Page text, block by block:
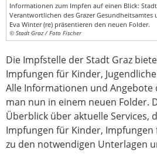
Informationen zum Impfen auf einen Blick:
Verantwortlichen des Grazer Gesundheitsamtes
Eva Winter (re) präsentieren den neuen Folder.
© Stadt Graz / Foto Fischer
Die Impfstelle der Stadt Graz
Impfungen für Kinder,
Alle Informationen und
man nun in einem neuen Folder.
Überblick über aktuelle Services,
Impfungen für Kinder, Impfungen
zu den notwendigen Unterlagen